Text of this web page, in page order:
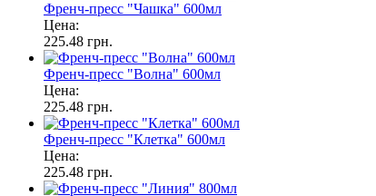
Френч-пресс "Чашка" 600мл
Цена:
225.48 грн.
Френч-пресс "Волна" 600мл
Цена:
225.48 грн.
Френч-пресс "Клетка" 600мл
Цена:
225.48 грн.